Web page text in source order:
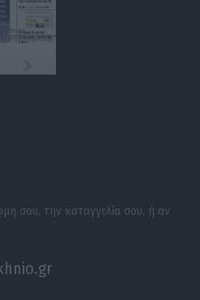
σου, την καταγγελία σου, ή αν